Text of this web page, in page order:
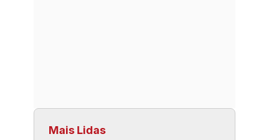
Mais Lidas